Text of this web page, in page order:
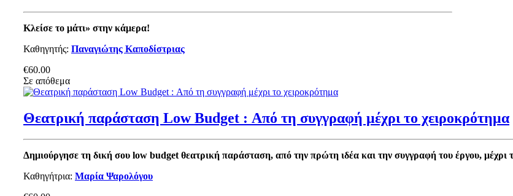
Κλείσε το μάτι» στην κάμερα!
Καθηγητής: Παναγιώτης Καποδίστριας
€60.00
Σε απόθεμα
Θεατρική παράσταση Low Budget : Από τη συγγραφή μέχρι το χειροκρότημα
Δημιούργησε τη δική σου low budget θεατρική παράσταση, από την πρώτη ιδέα και την συγγραφή του έργου,
Καθηγήτρια: Μαρία Ψαρολόγου